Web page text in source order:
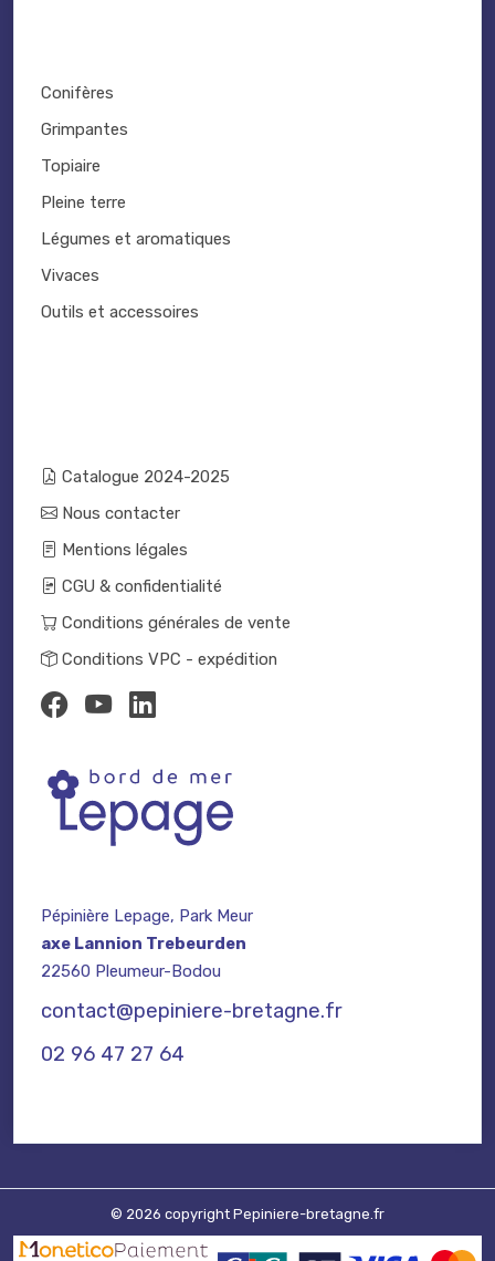
Conifères
Grimpantes
Topiaire
Pleine terre
Légumes et aromatiques
Vivaces
Outils et accessoires
Catalogue 2024-2025
Nous contacter
Mentions légales
CGU & confidentialité
Conditions générales de vente
Conditions VPC - expédition
Pépinière Lepage, Park Meur
axe Lannion Trebeurden
22560 Pleumeur-Bodou
contact@pepiniere-bretagne.fr
02 96 47 27 64
© 2026 copyright Pepiniere-bretagne.fr